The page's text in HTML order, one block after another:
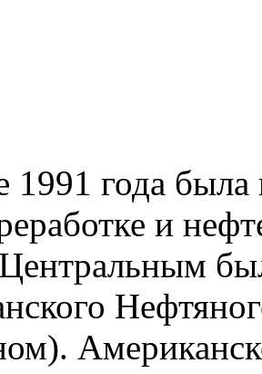
1991 года была
и